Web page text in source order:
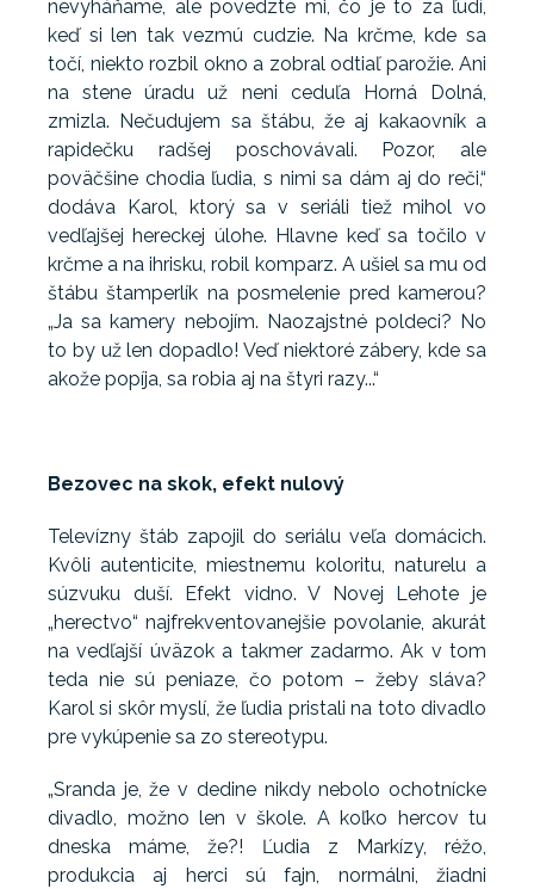
nevyháňame, ale povedzte mi, čo je to za ľudí,
keď si len tak vezmú cudzie. Na krčme, kde sa
točí, niekto rozbil okno a zobral odtiaľ parožie. Ani
na stene úradu už neni ceduľa Horná Dolná,
zmizla. Nečudujem sa štábu, že aj kakaovník a
rapidečku radšej poschovávali. Pozor, ale
poväčšine chodia ľudia, s nimi sa dám aj do reči,“
dodáva Karol, ktorý sa v seriáli tiež mihol vo
vedľajšej hereckej úlohe. Hlavne keď sa točilo v
krčme a na ihrisku, robil komparz. A ušiel sa mu od
štábu štamperlík na posmelenie pred kamerou?
„Ja sa kamery nebojím. Naozajstné poldeci? No
to by už len dopadlo! Veď niektoré zábery, kde sa
akože popíja, sa robia aj na štyri razy...“
Bezovec na skok, efekt nulový
Televízny štáb zapojil do seriálu veľa domácich.
Kvôli autenticite, miestnemu koloritu, naturelu a
súzvuku duší. Efekt vidno. V Novej Lehote je
„herectvo“ najfrekventovanejšie povolanie, akurát
na vedľajší úväzok a takmer zadarmo. Ak v tom
teda nie sú peniaze, čo potom – žeby sláva?
Karol si skôr myslí, že ľudia pristali na toto divadlo
pre vykúpenie sa zo stereotypu.
„Sranda je, že v dedine nikdy nebolo ochotnícke
divadlo, možno len v škole. A koľko hercov tu
dneska máme, že?! Ľudia z Markízy, réžo,
produkcia aj herci sú fajn, normálni, žiadni